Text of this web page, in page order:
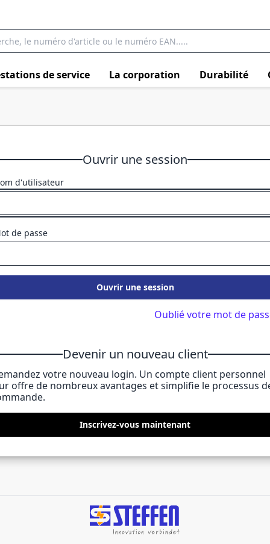
de service La corporation Durabilité
Ouvrir une session
d'utilisateur
de passe
Ouvrir une session
Oublié votre mot de
Devenir un nouveau client
votre nouveau login. Un compte client personnel
offre de nombreux avantages et simplifie le processus
Inscrivez-vous maintenant